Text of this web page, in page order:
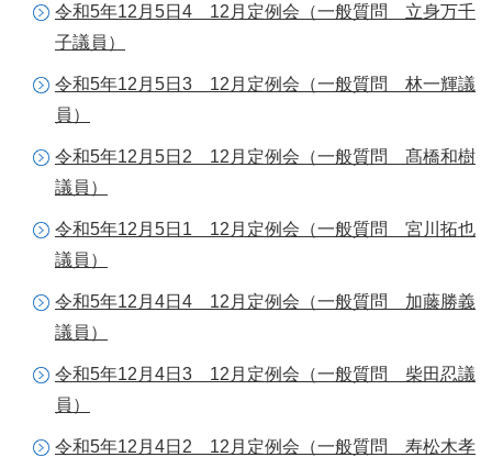
令和5年12月5日4 12月定例会（一般質問 立身万千
子議員）
令和5年12月5日3 12月定例会（一般質問 林一輝議
員）
令和5年12月5日2 12月定例会（一般質問 髙橋和樹
議員）
令和5年12月5日1 12月定例会（一般質問 宮川拓也
議員）
令和5年12月4日4 12月定例会（一般質問 加藤勝義
議員）
令和5年12月4日3 12月定例会（一般質問 柴田忍議
員）
令和5年12月4日2 12月定例会（一般質問 寿松木孝